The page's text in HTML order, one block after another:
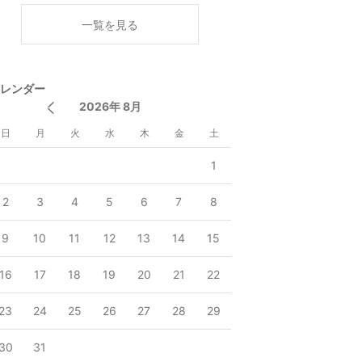
一覧を見る
ンダー
2026年 8月
日 月 火 水 木 金 土
1
2 3 4 5 6 7 8
9 10 11 12 13 14 15
17 18 19 20 21 22
24 25 26 27 28 29
31